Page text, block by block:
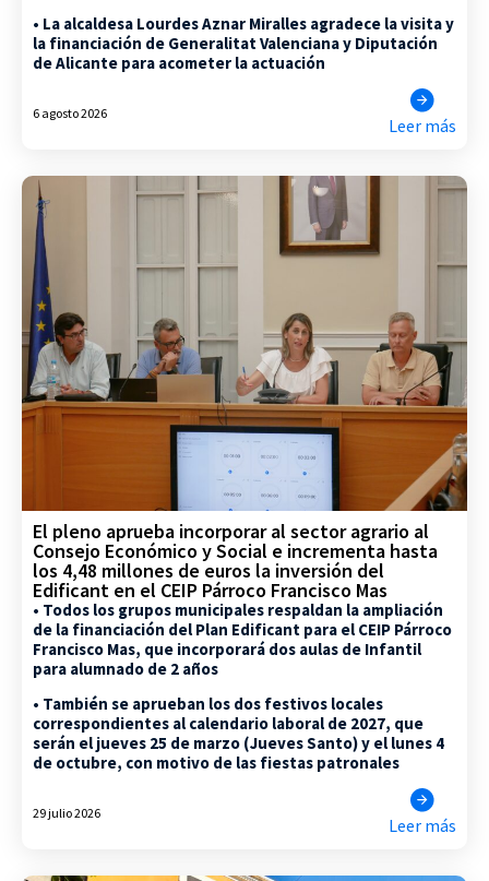
• La alcaldesa Lourdes Aznar Miralles agradece la visita y
la financiación de Generalitat Valenciana y Diputación
de Alicante para acometer la actuación
6 agosto 2026
Leer más
El pleno aprueba incorporar al sector agrario al
Consejo Económico y Social e incrementa hasta
los 4,48 millones de euros la inversión del
Edificant en el CEIP Párroco Francisco Mas
• Todos los grupos municipales respaldan la ampliación
de la financiación del Plan Edificant para el CEIP Párroco
Francisco Mas, que incorporará dos aulas de Infantil
para alumnado de 2 años
• También se aprueban los dos festivos locales
correspondientes al calendario laboral de 2027, que
serán el jueves 25 de marzo (Jueves Santo) y el lunes 4
de octubre, con motivo de las fiestas patronales
29 julio 2026
Leer más